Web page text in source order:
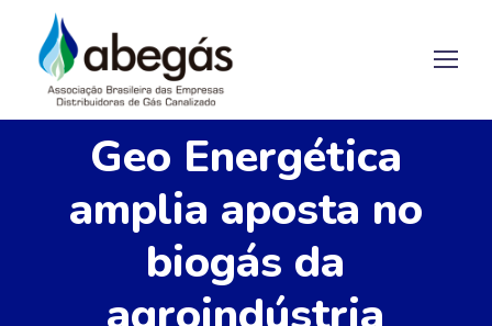
Geo Energética
amplia aposta no
biogás da